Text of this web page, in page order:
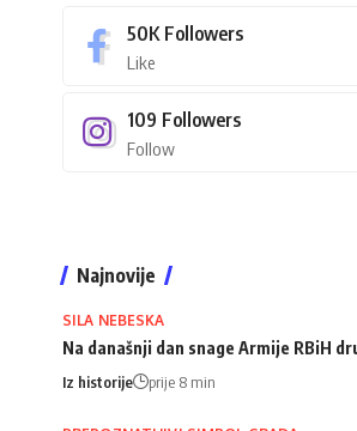
50K Followers
Like
109 Followers
Follow
Najnovije
SILA NEBESKA
Na današnji dan snage Armije RBiH
Iz historije prije 8 min